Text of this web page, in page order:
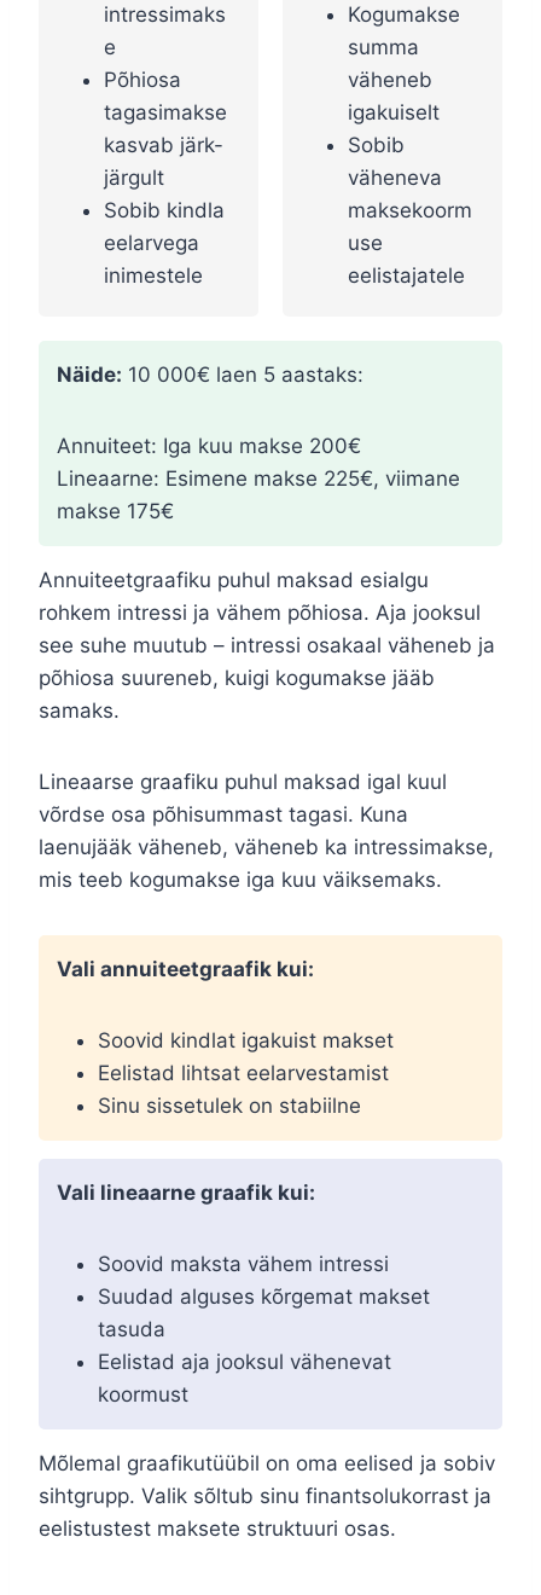
intressimaks
e
Põhiosa
tagasimakse
kasvab järk-
järgult
Sobib kindla
eelarvega
inimestele
Kogumakse
summa
väheneb
igakuiselt
Sobib
väheneva
maksekoorm
use
eelistajatele
Näide: 10 000€ laen 5 aastaks:
Annuiteet: Iga kuu makse 200€
Lineaarne: Esimene makse 225€, viimane
makse 175€
Annuiteetgraafiku puhul maksad esialgu
rohkem intressi ja vähem põhiosa. Aja jooksul
see suhe muutub – intressi osakaal väheneb ja
põhiosa suureneb, kuigi kogumakse jääb
samaks.
Lineaarse graafiku puhul maksad igal kuul
võrdse osa põhisummast tagasi. Kuna
laenujääk väheneb, väheneb ka intressimakse,
mis teeb kogumakse iga kuu väiksemaks.
Vali annuiteetgraafik kui:
Soovid kindlat igakuist makset
Eelistad lihtsat eelarvestamist
Sinu sissetulek on stabiilne
Vali lineaarne graafik kui:
Soovid maksta vähem intressi
Suudad alguses kõrgemat makset
tasuda
Eelistad aja jooksul vähenevat
koormust
Mõlemal graafikutüübil on oma eelised ja sobiv
sihtgrupp. Valik sõltub sinu finantsolukorrast ja
eelistustest maksete struktuuri osas.